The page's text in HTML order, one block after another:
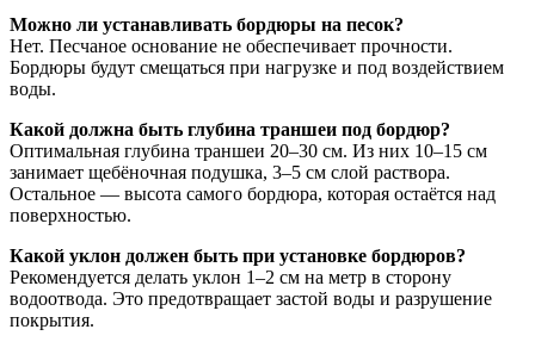
Можно ли устанавливать бордюры на песок?
Нет. Песчаное основание не обеспечивает прочности.
Бордюры будут смещаться при нагрузке и под воздействием
воды.
Какой должна быть глубина траншеи под бордюр?
Оптимальная глубина траншеи 20–30 см. Из них 10–15 см
занимает щебёночная подушка, 3–5 см слой раствора.
Остальное — высота самого бордюра, которая остаётся над
поверхностью.
Какой уклон должен быть при установке бордюров?
Рекомендуется делать уклон 1–2 см на метр в сторону
водоотвода. Это предотвращает застой воды и разрушение
покрытия.